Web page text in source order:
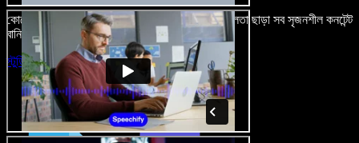
কোনো শেখার ঝামেলা নেই, শুধু ব্রাউজারে খুলুন—আর দুর্বলতা ছাড়া সব সৃজনশীল কনটেন্ট
বানিয়ে ফেলুন।
স্টুডিও চালু করুন